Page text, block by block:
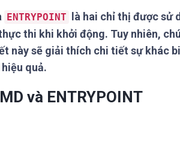
ENTRYPOINT
là hai chỉ thị được sử
thi khi khởi động. Tuy nhiên,
này sẽ giải thích chi tiết sự khác
quả.
và ENTRYPOINT